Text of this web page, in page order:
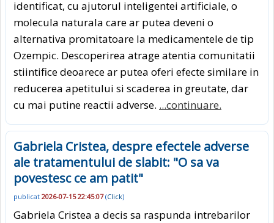
identificat, cu ajutorul inteligentei artificiale, o
molecula naturala care ar putea deveni o
alternativa promitatoare la medicamentele de tip
Ozempic. Descoperirea atrage atentia comunitatii
stiintifice deoarece ar putea oferi efecte similare in
reducerea apetitului si scaderea in greutate, dar
cu mai putine reactii adverse. ...continuare.
Gabriela Cristea, despre efectele adverse
ale tratamentului de slabit: "O sa va
povestesc ce am patit"
publicat 2026-07-15 22:45:07(Click)
Gabriela Cristea a decis sa raspunda intrebarilor